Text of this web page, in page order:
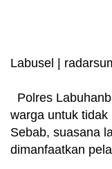
Labusel |
Polres
warga untuk
Sebab, suasana
dimanfaatkan